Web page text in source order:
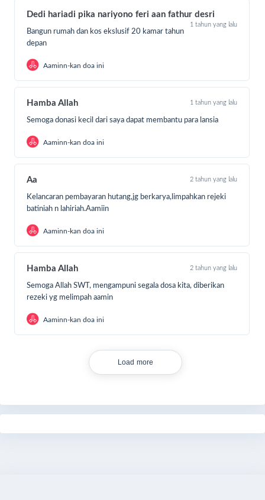
Dedi hariadi pika nariyono feri aan fathur desri
1 tahun yang lalu
Bangun rumah dan kos ekslusif 20 kamar tahun
depan
Aaminn-kan doa ini
Hamba Allah 1 tahun yang lalu
Semoga donasi kecil dari saya dapat membantu para lansia
Aaminn-kan doa ini
Aa 2 tahun yang lalu
Kelancaran pembayaran hutang,jg berkarya,limpahkan rejeki
batiniah n lahiriah.Aamiin
Aaminn-kan doa ini
Hamba Allah 2 tahun yang lalu
Semoga Allah SWT, mengampuni segala dosa kita, diberikan
rezeki yg melimpah aamin
Aaminn-kan doa ini
Load more